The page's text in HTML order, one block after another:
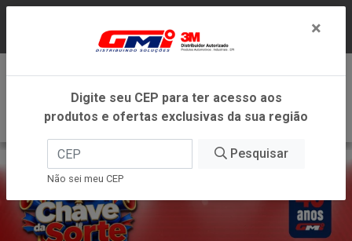
DENTRO DO ESTADO DE MINAS GERAIS.
×
Digite seu CEP para ter acesso aos
produtos e ofertas exclusivas da sua região
Pesquisar
Não sei meu CEP